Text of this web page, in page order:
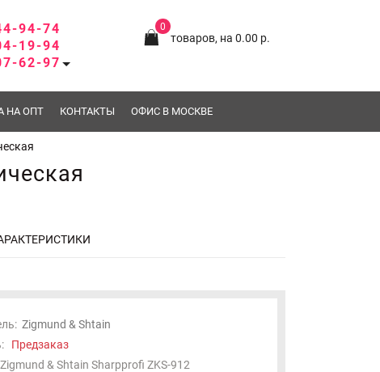
0
товаров, на 0.00 р.
94-74
19-94
62-97
НА ОПТ КОНТАКТЫ ОФИС В МОСКВЕ
Zigmund & Shtain
Предзаказ
Zigmund & Shtain Sharpprofi ZKS-912